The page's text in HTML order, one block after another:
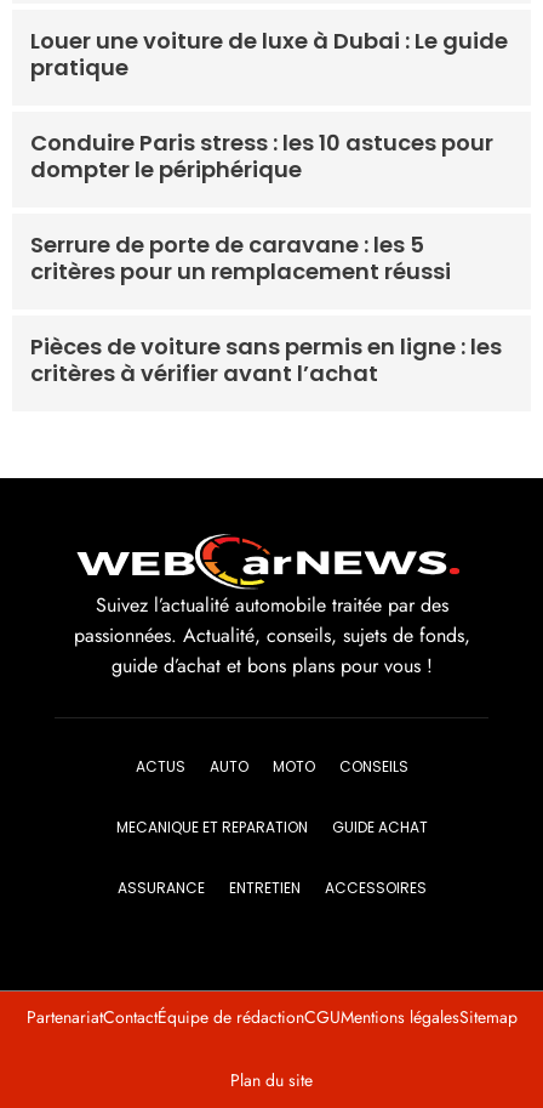
Louer une voiture de luxe à Dubai : Le guide
pratique
Conduire Paris stress : les 10 astuces pour
dompter le périphérique
Serrure de porte de caravane : les 5
critères pour un remplacement réussi
Pièces de voiture sans permis en ligne : les
critères à vérifier avant l’achat
Suivez l’actualité automobile traitée par des
passionnées. Actualité, conseils, sujets de fonds,
guide d’achat et bons plans pour vous !
ACTUS AUTO MOTO CONSEILS
MECANIQUE ET REPARATION GUIDE ACHAT
ASSURANCE ENTRETIEN ACCESSOIRES
PartenariatContactÉquipe de rédactionCGUMentions légalesSitemap
Plan du site